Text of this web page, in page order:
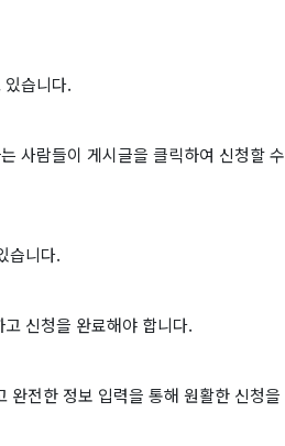
습니다.
사람들이 게시글을 클릭하여 신청할 수
습니다.
신청을 완료해야 합니다.
완전한 정보 입력을 통해 원활한 신청을